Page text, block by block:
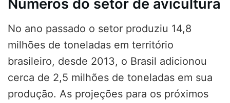
Números do setor de avicultura
No ano passado o setor produziu 14,8
milhões de toneladas em território
brasileiro, desde 2013, o Brasil adicionou
cerca de 2,5 milhões de toneladas em sua
produção. As projeções para os próximos